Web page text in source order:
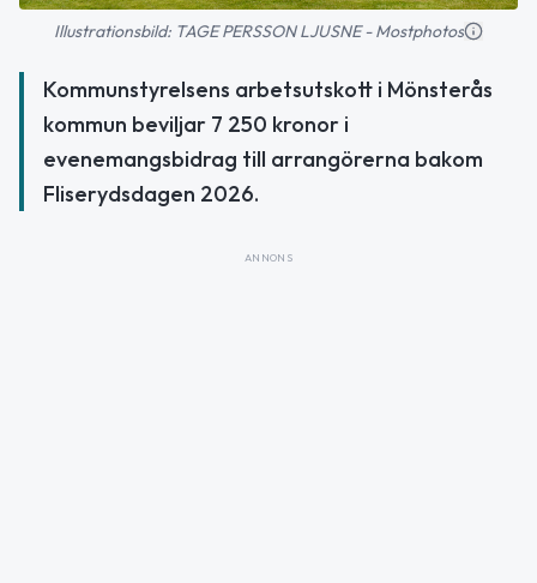
Illustrationsbild: TAGE PERSSON LJUSNE - Mostphotos
Kommunstyrelsens arbetsutskott i Mönsterås
kommun beviljar 7 250 kronor i
evenemangsbidrag till arrangörerna bakom
Fliserydsdagen 2026.
ANNONS